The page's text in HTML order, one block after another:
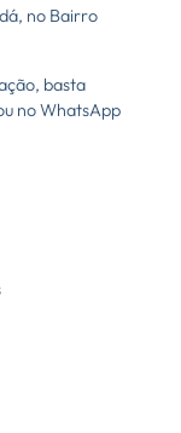
no Bairro
basta
no WhatsApp